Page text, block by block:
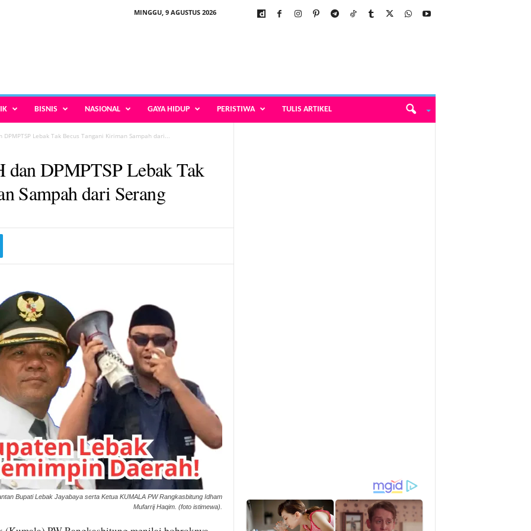
MINGGU, 9 AGUSTUS 2026
BISNIS NASIONAL GAYA HIDUP PERISTIWA TULIS ARTIKEL
Lebak Tak Becus Tangani Kiriman Sampah dari...
DPMPTSP Lebak Tak
Sampah dari Serang
Bupati Lebak Jayabaya serta Ketua KUMALA PW Rangkasbitung Idham
Mufarrij Haqim. (foto istimewa).